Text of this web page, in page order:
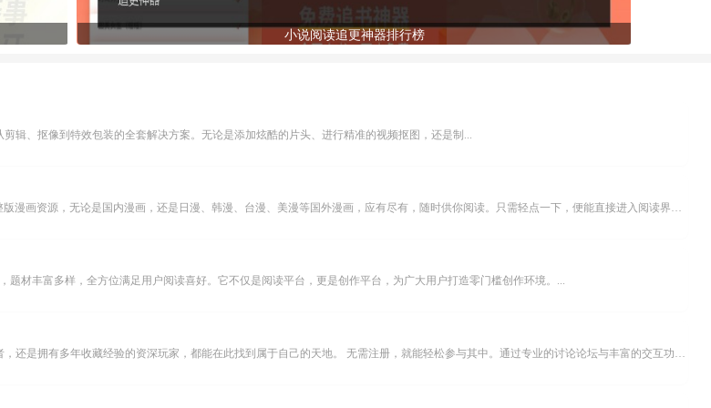
小说阅读追更神器排行榜
辑、抠像到特效包装的全套解决方案。无论是添加炫酷的片头、进行精准的视频抠图，还是制...
材丰富多样，全方位满足用户阅读喜好。它不仅是阅读平台，更是创作平台，为广大用户打造零门槛创作环境。...